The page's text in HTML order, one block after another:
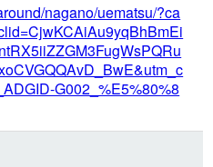
nagano/uematsu/?ca
G002_%E5%80%8